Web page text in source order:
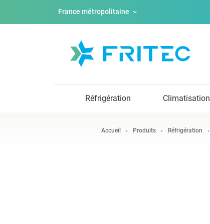
France métropolitaine
Réfrigération Climatisation
Accueil Produits Réfrigération